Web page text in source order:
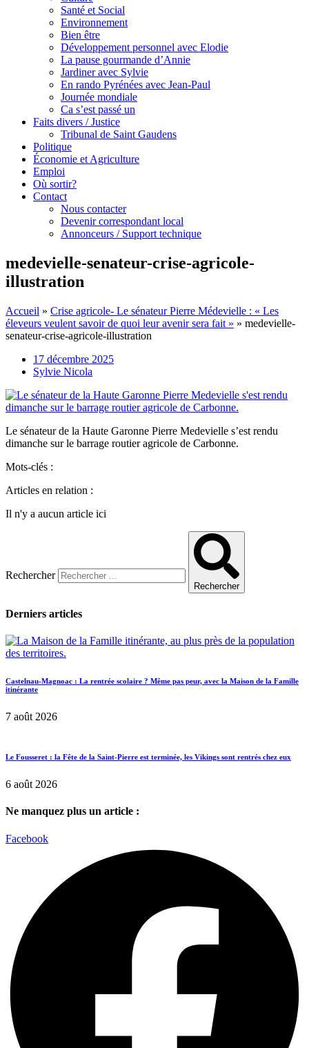
Santé et Social
Environnement
Bien être
Développement personnel avec Elodie
La pause gourmande d’Annie
Jardiner avec Sylvie
En rando Pyrénées avec Jean-Paul
Journée mondiale
Ca s’est passé un
Faits divers / Justice
Tribunal de Saint Gaudens
Politique
Économie et Agriculture
Emploi
Où sortir?
Contact
Nous contacter
Devenir correspondant local
Annonceurs / Support technique
medevielle-senateur-crise-agricole-
illustration
Accueil » Crise agricole- Le sénateur Pierre Médevielle : « Les
éleveurs veulent savoir de quoi leur avenir sera fait » » medevielle-
senateur-crise-agricole-illustration
17 décembre 2025
Sylvie Nicola
Le sénateur de la Haute Garonne Pierre Medevielle s’est rendu
dimanche sur le barrage routier agricole de Carbonne.
Mots-clés :
Articles en relation :
Il n'y a aucun article ici
Rechercher
Rechercher
Derniers articles
Castelnau-Magnoac : La rentrée scolaire ? Même pas peur, avec la Maison de la Famille
itinérante
7 août 2026
Le Fousseret : la Fête de la Saint-Pierre est terminée, les Vikings sont rentrés chez eux
6 août 2026
Ne manquez plus un article :
Facebook